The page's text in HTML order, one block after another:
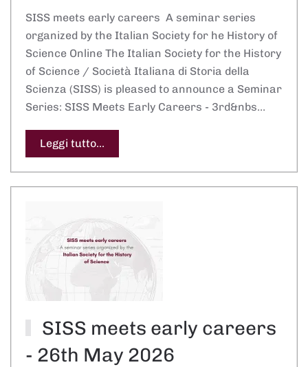
SISS meets early careers A seminar series
organized by the Italian Society for he History of
Science Online The Italian Society for the History
of Science / Società Italiana di Storia della
Scienza (SISS) is pleased to announce a Seminar
Series: SISS Meets Early Careers - 3rd&nbs…
Leggi tutto...
SISS meets early careers
- 26th May 2026